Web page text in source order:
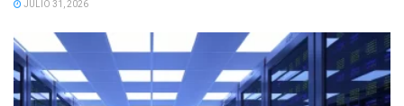
JULIO 31, 2026